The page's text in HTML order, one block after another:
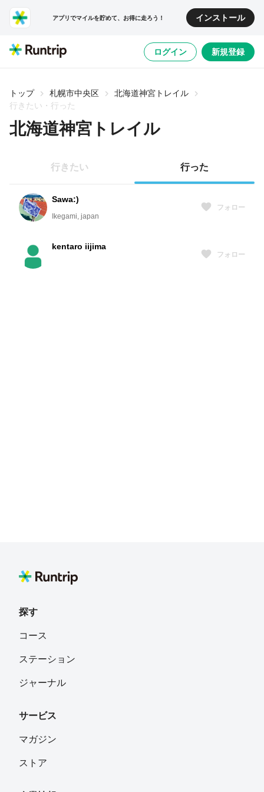
アプリでマイルを貯めて、お得に走ろう！ インストール
ログイン 新規登録
トップ 札幌市中央区
北海道神宮トレイル
行きたい・行った
北海道神宮トレイル
行きたい 行った
Sawa:)
Ikegami, japan
フォロー
kentaro iijima
フォロー
探す
コース
ステーション
ジャーナル
サービス
マガジン
ストア